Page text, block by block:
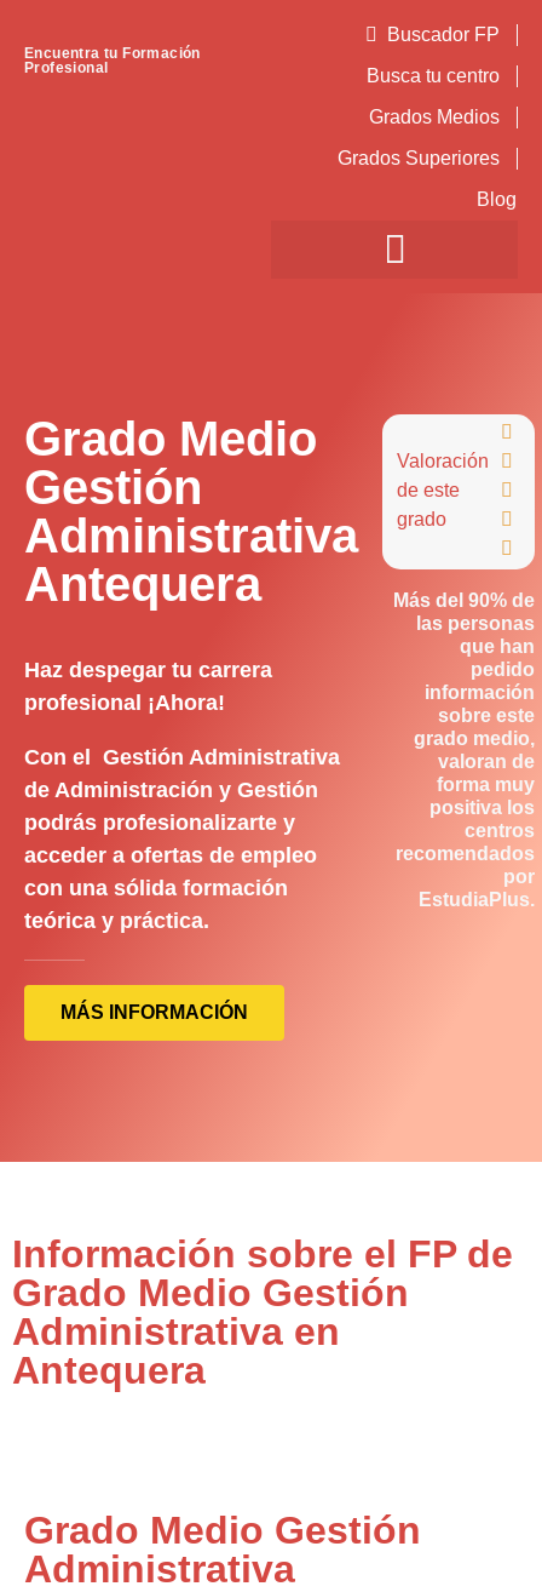
Encuentra tu Formación
Profesional
Buscador FP
Busca tu centro
Grados Medios
Grados Superiores
Blog
Grado Medio
Gestión
Administrativa
Antequera
Haz despegar tu carrera
profesional ¡Ahora!
Con el Gestión Administrativa
de Administración y Gestión
podrás profesionalizarte y
acceder a ofertas de empleo
con una sólida formación
teórica y práctica.
MÁS INFORMACIÓN
Valoración
de este
grado





Más del 90% de
las personas
que han
pedido
información
sobre este
grado medio,
valoran de
forma muy
positiva los
centros
recomendados
por
EstudiaPlus.
Información sobre el FP de
Grado Medio Gestión
Administrativa en
Antequera
Grado Medio Gestión
Administrativa